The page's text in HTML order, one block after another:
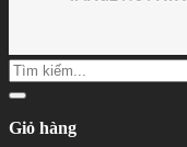
Giỏ hàng